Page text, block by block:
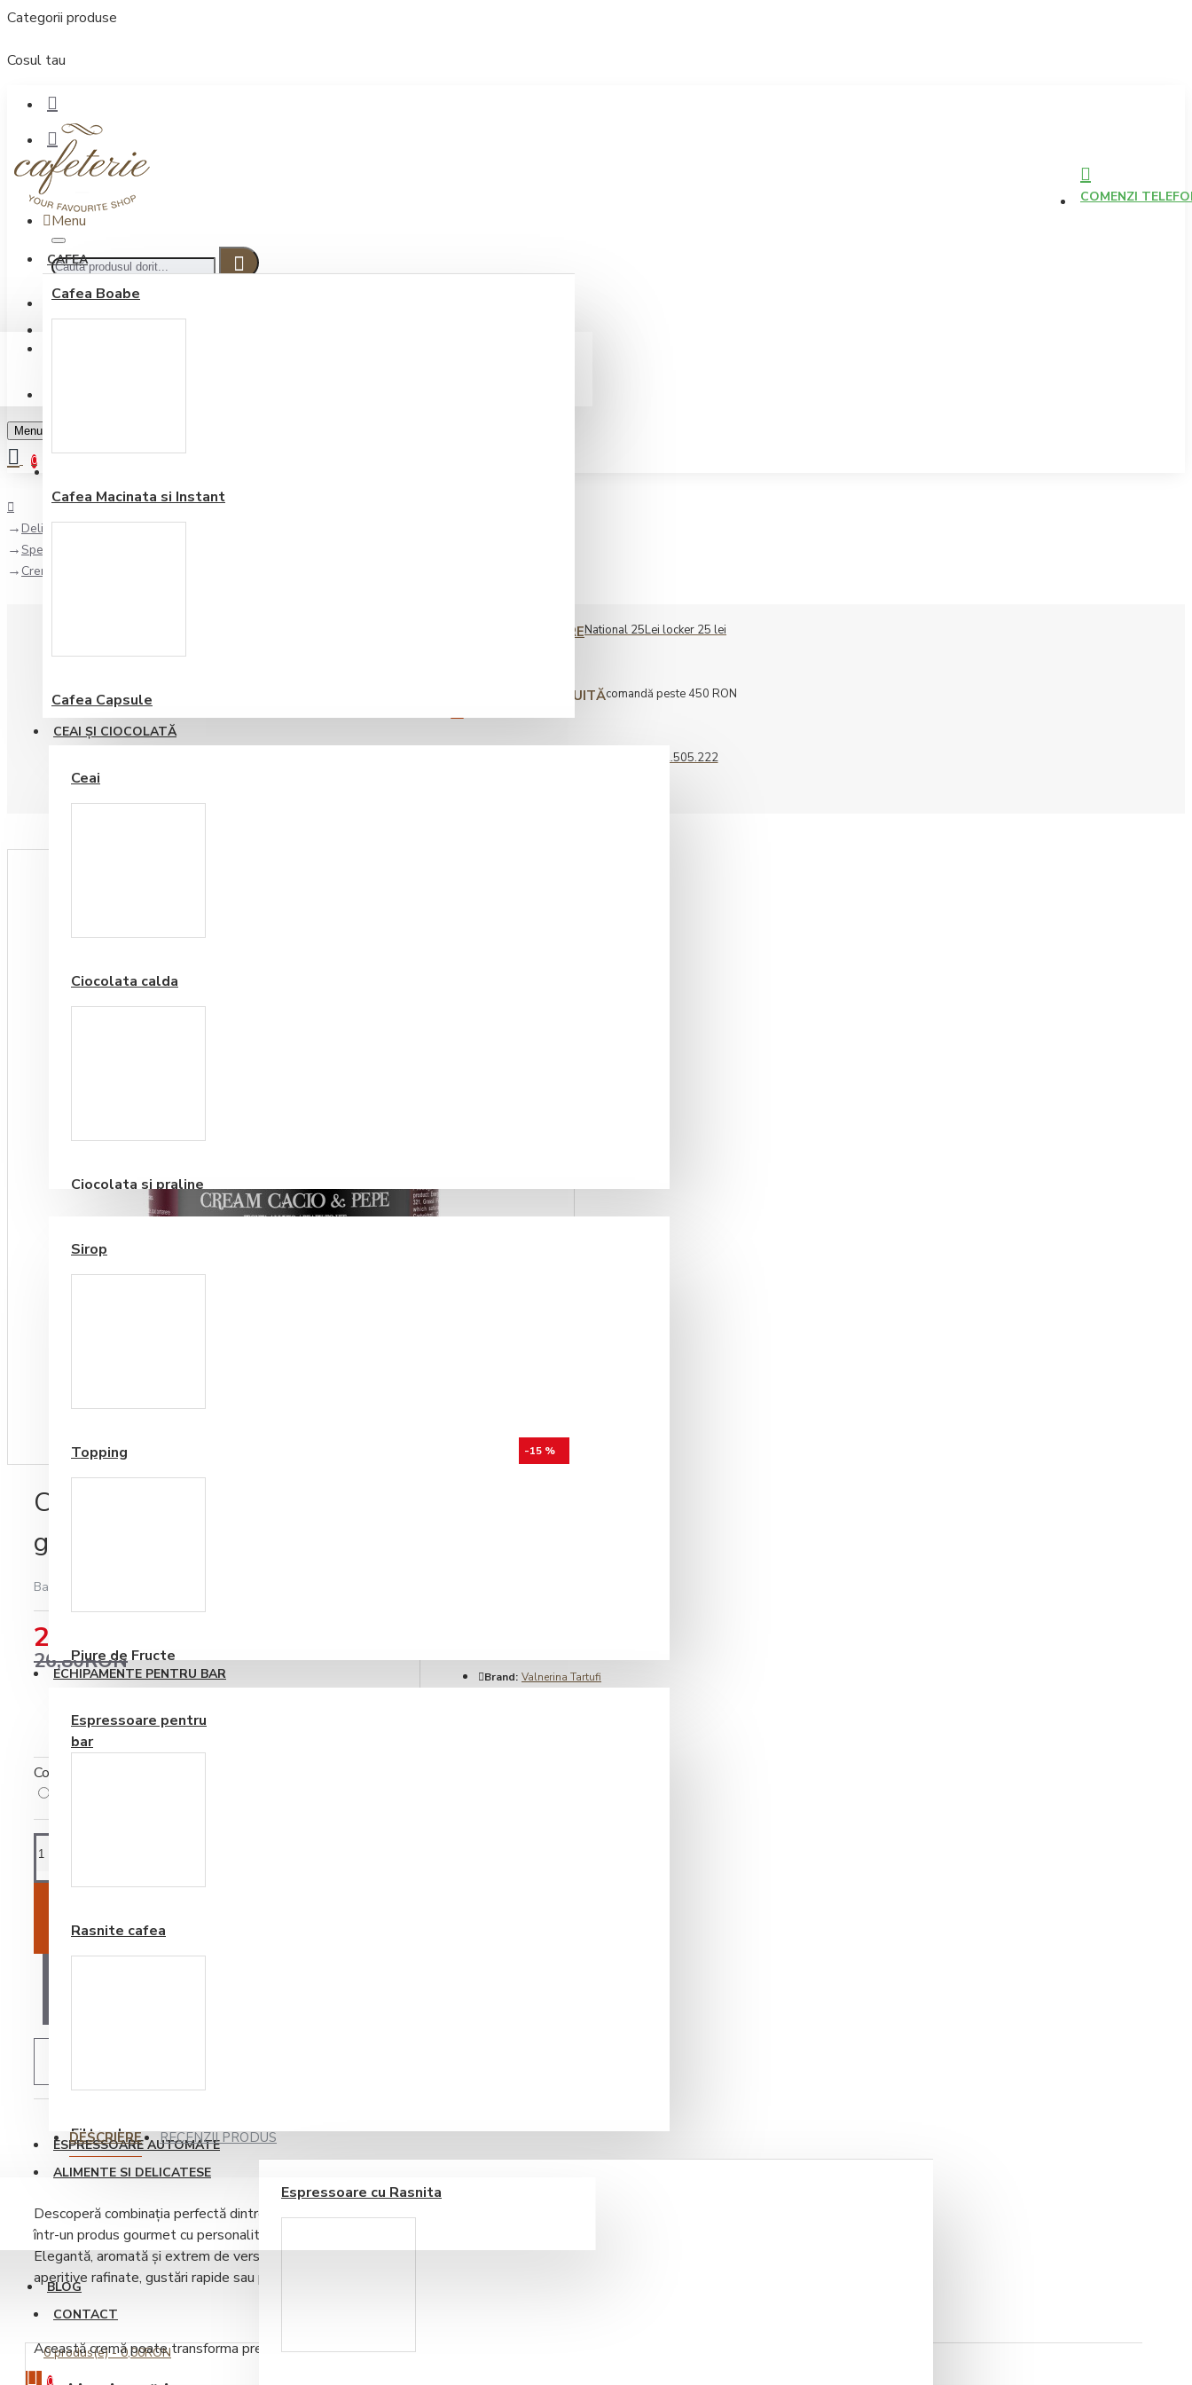
Categorii produse
Cosul tau
COMENZI
Contul meu
Menu
CAFEA
Cafea Boabe
Cafea Macinata si Instant
Cafea Capsule
CEAI ŞI CIOCOLATĂ
Ceai
Ciocolata calda
Ciocolata si praline
SIROP / TOPPING
Sirop
Topping
Piure de Fructe
ECHIPAMENTE PENTRU BAR
Espressoare pentru
bar
Rasnite cafea
Filtre de apa
ESPRESSOARE AUTOMATE
Espressoare cu Rasnita
ALIMENTE SI DELICATESE
BLOG
CONTACT
0 produs(e) - 0,00RON
0
CONECTARE
Menu
0
Delicatese si Specialitati
Specialitati cu Trufe
Crema de Branza si Piper Valnerina Tartufi 90 gr
COST LIVRARENational 25Lei locker 25 lei
LIVRARE GRATUITĂcomandă peste 450 RON
0722.505.222
-15 %
Crema de Branza si Piper Valnerina Tartufi 90
gr
Bazată pe 0 note.
22,77RON
26,80RON
Brand: Valnerina Tartufi
Cost ambalare
DESCRIERE RECENZII PRODUS
Descoperă combinația perfectă dintre finețea brânzei cremoase și aroma intensă a piperului
într-un produs gourmet cu personalitate:
Elegantă, aromată și extrem de versatilă, această specialitate italiană este ideală pentru
aperitive rafinate, gustări rapide sau preparate cu un plus de savoare.
Această cremă poate transforma preparatele simple în combinații sofisticate: